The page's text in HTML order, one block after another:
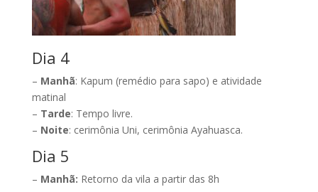
Dia 4
– Manhã: Kapum (remédio para sapo) e atividade
matinal
– Tarde: Tempo livre.
– Noite: cerimônia Uni, cerimônia Ayahuasca.
Dia 5
– Manhã: Retorno da vila a partir das 8h